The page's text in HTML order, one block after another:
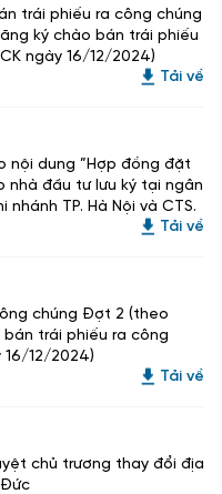
trái phiếu ra công chúng
ký chào bán trái phiếu
ngày 16/12/2024)
Tải về
nội dung ”Hợp đồng đặt
nhà đầu tư lưu ký tại ngân
TP. Hà Nội và CTS.
Tải về
chúng Đợt 2 (theo
trái phiếu ra công
16/12/2024)
Tải về
chủ trương thay đổi địa